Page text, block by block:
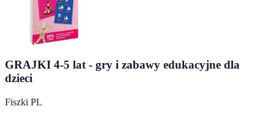
GRAJKI 4-5 lat - gry i zabawy edukacyjne dla
dzieci
Fiszki PL